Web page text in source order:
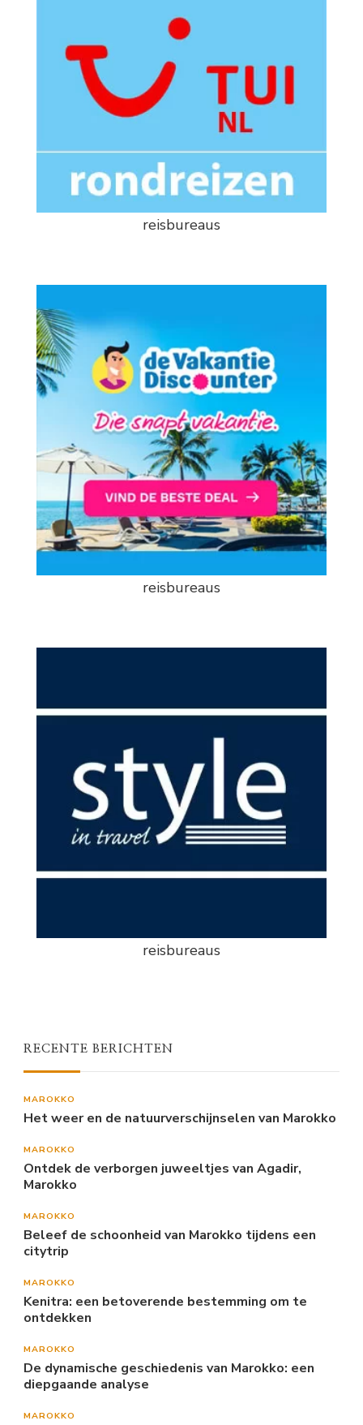
reisbureaus
reisbureaus
reisbureaus
RECENTE BERICHTEN
MAROKKO
Het weer en de natuurverschijnselen van Marokko
MAROKKO
Ontdek de verborgen juweeltjes van Agadir,
Marokko
MAROKKO
Beleef de schoonheid van Marokko tijdens een
citytrip
MAROKKO
Kenitra: een betoverende bestemming om te
ontdekken
MAROKKO
De dynamische geschiedenis van Marokko: een
diepgaande analyse
MAROKKO